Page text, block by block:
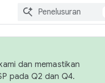
dan memastikan
pada Q2 dan Q4.